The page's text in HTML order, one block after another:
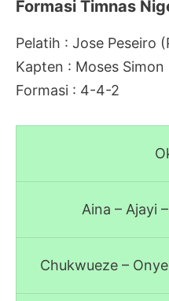
Formasi Timnas
Pelatih : Jose Peseiro
Kapten : Moses Simon
Formasi : 4-4-2
Aina – Ajayi
Chukwueze –